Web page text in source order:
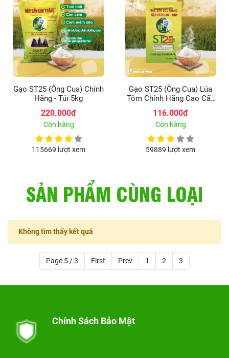
Gạo ST25 (Ông Cua) Chính
Hãng - Túi 5kg
220.000đ
Còn hàng
115669 lượt xem
Gạo ST25 (Ông Cua) Lúa
Tôm Chính Hãng Cao Cấp
- Hộp 2kg
116.000đ
Còn hàng
59889 lượt xem
SẢN PHẨM CÙNG LOẠI
Không tìm thấy kết quả
Page 5 / 3 First Prev 1 2 3
Chính Sách Bảo Mật